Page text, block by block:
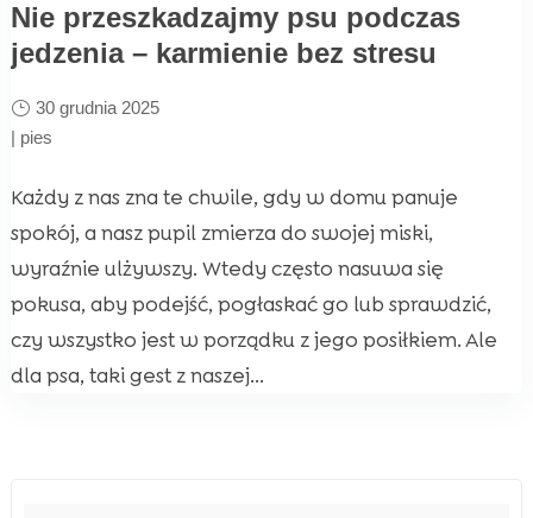
Nie przeszkadzajmy psu podczas
jedzenia – karmienie bez stresu
30 grudnia 2025
| pies
Każdy z nas zna te chwile, gdy w domu panuje
spokój, a nasz pupil zmierza do swojej miski,
wyraźnie ulżywszy. Wtedy często nasuwa się
pokusa, aby podejść, pogłaskać go lub sprawdzić,
czy wszystko jest w porządku z jego posiłkiem. Ale
dla psa, taki gest z naszej...